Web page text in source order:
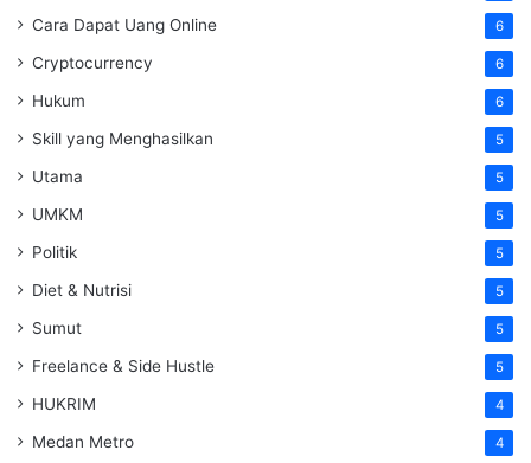
Cara Dapat Uang Online 6
Cryptocurrency 6
Hukum 6
Skill yang Menghasilkan 5
Utama 5
UMKM 5
Politik 5
Diet & Nutrisi 5
Sumut 5
Freelance & Side Hustle 5
HUKRIM 4
Medan Metro 4